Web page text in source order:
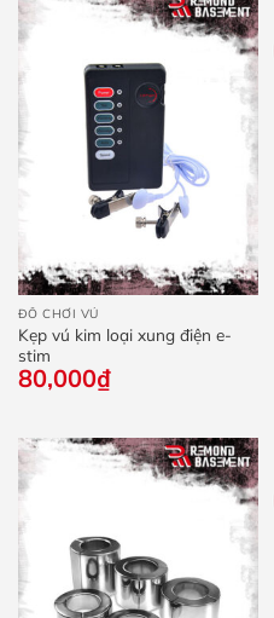
ĐỒ CHƠI VÚ
Kẹp vú kim loại xung điện e-
stim
80,000₫